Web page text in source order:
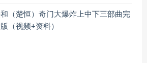
（楚恒）奇门大爆炸上中下三部曲完
（视频+资料）